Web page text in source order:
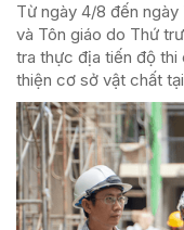
Từ ngày 4/8 đến
và Tôn giáo do Thứ
tra thực địa tiến độ thi
thiện cơ sở vật chất